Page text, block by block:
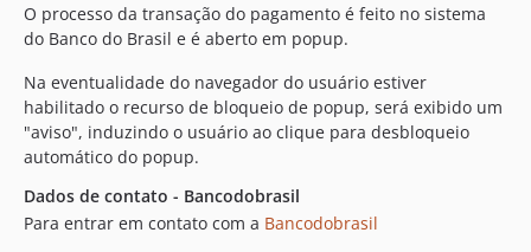
O processo da transação do pagamento é feito no sistema
do Banco do Brasil e é aberto em popup.
Na eventualidade do navegador do usuário estiver
habilitado o recurso de bloqueio de popup, será exibido um
"aviso", induzindo o usuário ao clique para desbloqueio
automático do popup.
Dados de contato - Bancodobrasil
Para entrar em contato com a Bancodobrasil